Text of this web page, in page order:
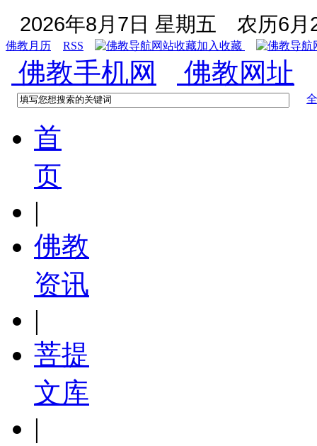
2026年8月7日 星期五 农历6月
佛教月历 RSS 加入收藏
佛教手机网 佛教网址
首
页
|
佛教
资讯
|
菩提
文库
|